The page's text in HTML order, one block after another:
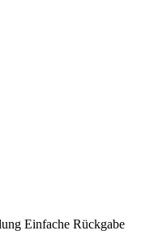
Einfache Rückgabe